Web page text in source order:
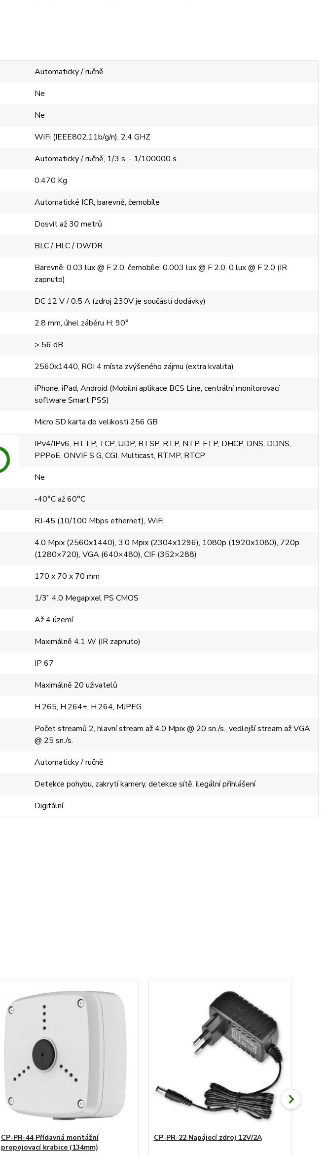
Automaticky / ručně
Ne
Ne
WiFi (IEEE802.11b/g/n), 2.4 GHZ
Automaticky / ručně, 1/3 s. - 1/100000 s.
0.470 Kg
Automatické ICR, barevně, černobíle
Dosvit až 30 metrů
BLC / HLC / DWDR
Barevně: 0.03 lux @ F 2.0, černobíle: 0.003 lux @ F 2.0, 0 lux @ F 2.0 (IR
zapnuto)
DC 12 V / 0.5 A (zdroj 230V je součástí dodávky)
2.8 mm, úhel záběru H: 90°
> 56 dB
2560x1440, ROI 4 místa zvýšeného zájmu (extra kvalita)
iPhone, iPad, Android (Mobilní aplikace BCS Line, centrální monitorovací
software Smart PSS)
Micro SD karta do velikosti 256 GB
IPv4/IPv6, HTTP, TCP, UDP, RTSP, RTP, NTP, FTP, DHCP, DNS, DDNS,
PPPoE, ONVIF S G, CGI, Multicast, RTMP, RTCP
Ne
-40°C až 60°C
RJ-45 (10/100 Mbps ethernet), WiFi
4.0 Mpix (2560x1440), 3.0 Mpix (2304x1296), 1080p (1920x1080), 720p
(1280×720), VGA (640×480), CIF (352×288)
170 x 70 x 70 mm
1/3” 4.0 Megapixel PS CMOS
Až 4 území
Maximálně 4.1 W (IR zapnuto)
IP 67
Maximálně 20 uživatelů
H.265, H.264+, H.264, MJPEG
Počet streamů 2, hlavní stream až 4.0 Mpix @ 20 sn./s., vedlejší stream až VGA
@ 25 sn./s.
Automaticky / ručně
Detekce pohybu, zakrytí kamery, detekce sítě, ilegální přihlášení
Digitální
CP-PR-44 Přídavná montážní
propojovací krabice (134mm)
CP-PR-22 Napájecí zdroj 12V/2A